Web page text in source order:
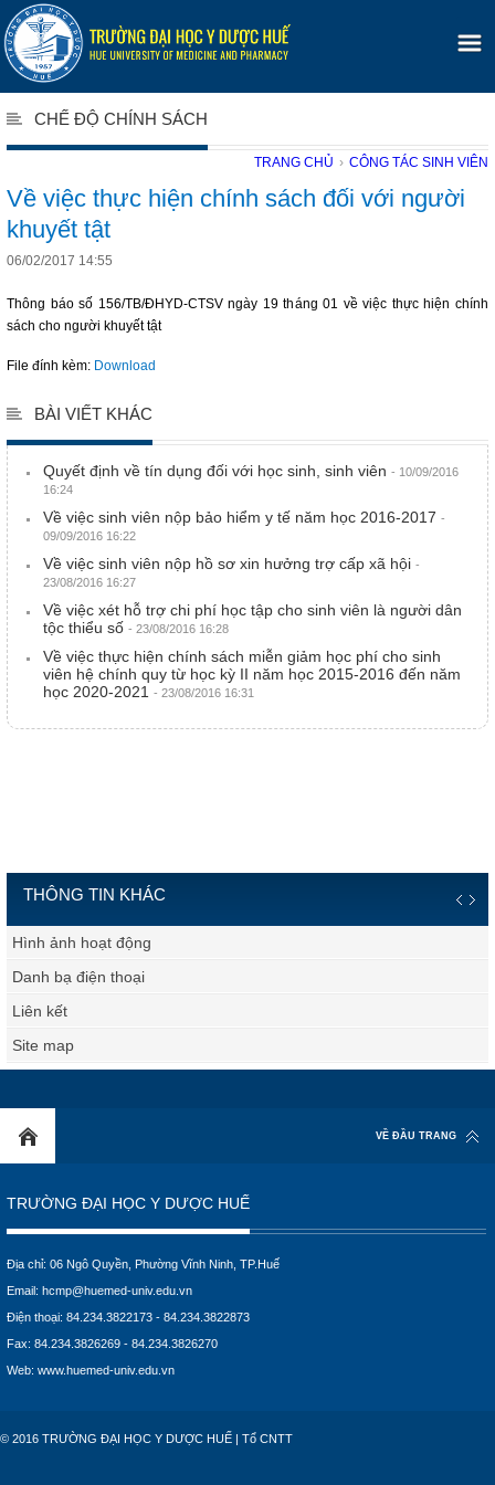
CHẾ ĐỘ CHÍNH SÁCH
TRANG CHỦ › CÔNG TÁC SINH VIÊN
Về việc thực hiện chính sách đối với người
khuyết tật
06/02/2017 14:55
Thông báo số 156/TB/ĐHYD-CTSV ngày 19 tháng 01 về việc thực hiện chính
sách cho người khuyết tật
File đính kèm: Download
BÀI VIẾT KHÁC
Quyết định về tín dụng đối với học sinh, sinh viên - 10/09/2016
16:24
Về việc sinh viên nộp bảo hiểm y tế năm học 2016-2017 -
09/09/2016 16:22
Về việc sinh viên nộp hồ sơ xin hưởng trợ cấp xã hội -
23/08/2016 16:27
Về việc xét hỗ trợ chi phí học tập cho sinh viên là người dân
tộc thiểu số - 23/08/2016 16:28
Về việc thực hiện chính sách miễn giảm học phí cho sinh
viên hệ chính quy từ học kỳ II năm học 2015-2016 đến năm
học 2020-2021 - 23/08/2016 16:31
THÔNG TIN KHÁC
Hình ảnh hoạt động
Danh bạ điện thoại
Liên kết
Site map
VỀ ĐẦU TRANG
TRƯỜNG ĐẠI HỌC Y DƯỢC HUẾ
Địa chỉ: 06 Ngô Quyền, Phường Vĩnh Ninh, TP.Huế
Email: hcmp@huemed-univ.edu.vn
Điện thoại: 84.234.3822173 - 84.234.3822873
Fax: 84.234.3826269 - 84.234.3826270
Web: www.huemed-univ.edu.vn
© 2016 TRƯỜNG ĐẠI HỌC Y DƯỢC HUẾ | Tổ CNTT